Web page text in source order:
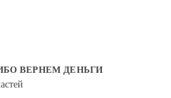
ВЕРНЕМ ДЕНЬГИ